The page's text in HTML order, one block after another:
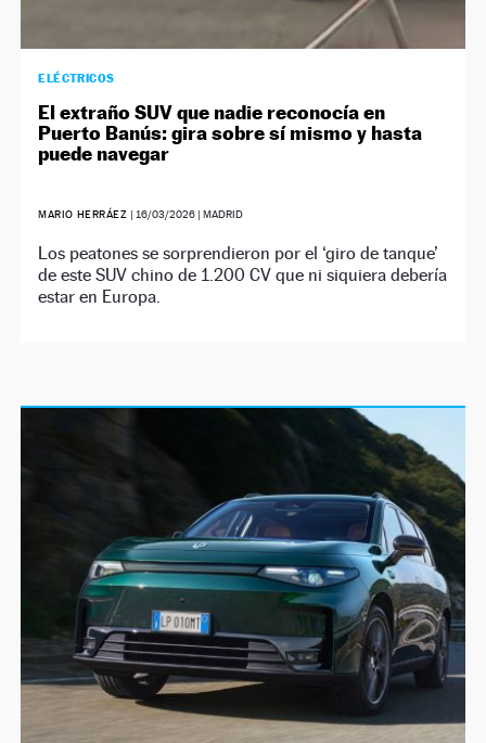
ELÉCTRICOS
El extraño SUV que nadie reconocía en
Puerto Banús: gira sobre sí mismo y hasta
puede navegar
MARIO HERRÁEZ | 16/03/2026| MADRID
Los peatones se sorprendieron por el ‘giro de tanque’
de este SUV chino de 1.200 CV que ni siquiera debería
estar en Europa.